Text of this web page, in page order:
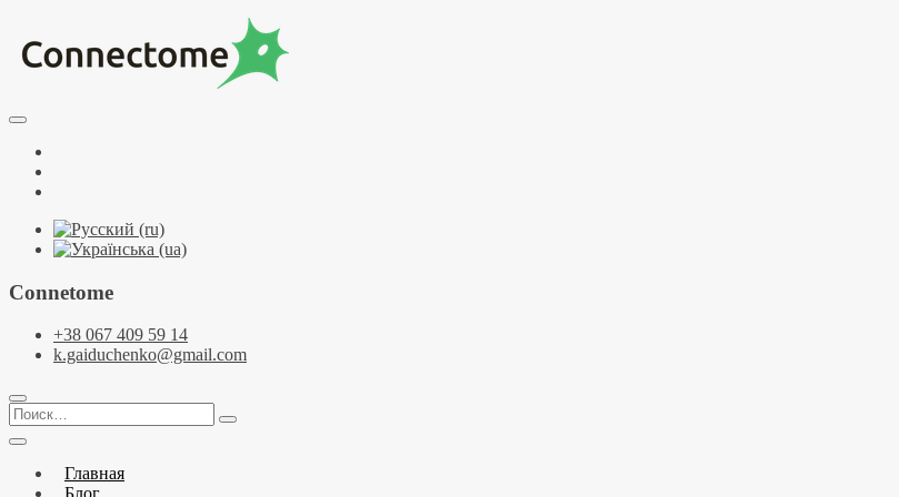
содержимому
Курсы по НЛП и коучингу. НЛП-Практик. НЛП-Мастер. Школа Нейрокоучинга. Метапрограммы
Connetome
+38 067 409 59 14
k.gaiduchenko@gmail.com
Поиск…
Главная